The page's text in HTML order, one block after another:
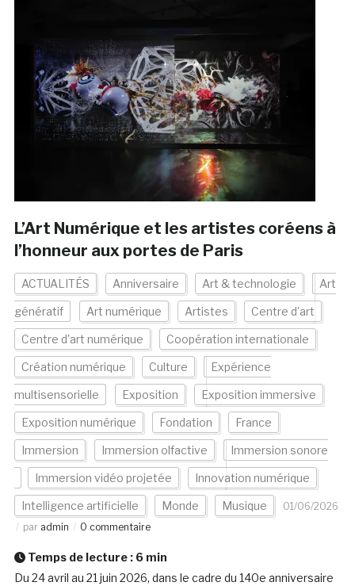
L’Art Numérique et les artistes coréens à
l’honneur aux portes de Paris
ACTUALITÉS Anniversaire Art & technologie Art
génératif Art numérique Artistes Centre d'art
Centre d'art numérique Coopération internationale
Création numérique Culture Expérience
multisensorielle Exposition Exposition immersive
Exposition numérique Fondation France
Immersion Immersion olfactive Immersion sonore
Immersion vidéo projetée Innovation numérique
Intelligence artificielle Monde Musique
01/06/2026
par admin 0 commentaire
Temps de lecture : 6 min
Du 24 avril au 21 juin 2026, dans le cadre du 140e anniversaire